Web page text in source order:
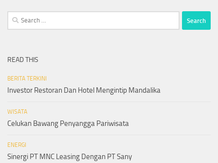
Search
for:
READ THIS
BERITA TERKINI
Investor Restoran Dan Hotel Mengintip Mandalika
WISATA
Celukan Bawang Penyangga Pariwisata
ENERGI
Sinergi PT MNC Leasing Dengan PT Sany